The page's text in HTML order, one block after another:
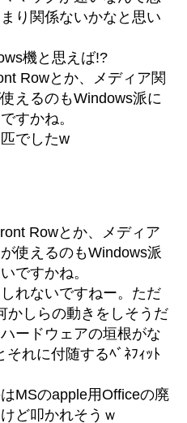
り関係ないかなと思い
機と思えば!?
Rowとか、メディア関
えるのもWindows派に
すかね。
でしたw
Rowとか、メディア
使えるのもWindows派
ですかね。
れないですねー。ただ
かしらの動きをしそうだ
ードウェアの垣根がな
れに付随するﾍﾞﾈﾌｨｯﾄ
MSのapple用Officeの廃
ど叩かれそうｗ